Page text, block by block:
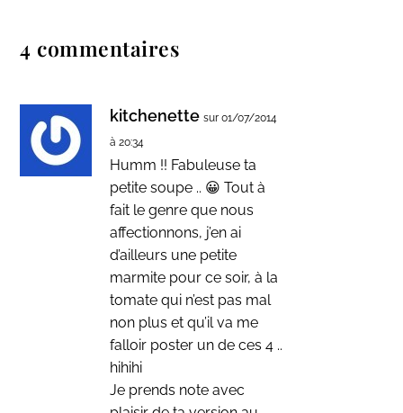
4 commentaires
kitchenette sur 01/07/2014
à 20:34
Humm !! Fabuleuse ta
petite soupe .. 😀 Tout à
fait le genre que nous
affectionnons, j’en ai
d’ailleurs une petite
marmite pour ce soir, à la
tomate qui n’est pas mal
non plus et qu’il va me
falloir poster un de ces 4 ..
hihihi
Je prends note avec